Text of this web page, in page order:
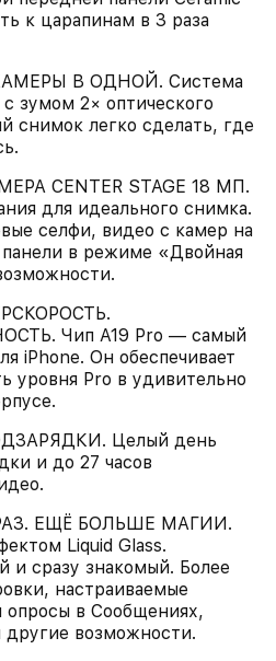
к царапинам в 3 раза
В ОДНОЙ. Система
зумом 2× оптического
снимок легко сделать, где
CENTER STAGE 18 МП.
для идеального снимка.
селфи, видео с камер на
в режиме «Двойная
Чип A19 Pro — самый
iPhone. Он обеспечивает
уровня Pro в удивительно
Целый день
и до 27 часов
ЕЩЁ БОЛЬШЕ МАГИИ.
Liquid Glass.
и сразу знакомый. Более
настраиваемые
опросы в Сообщениях,
другие возможности.